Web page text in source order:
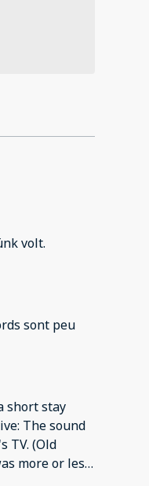
volt.
sont peu
short stay
The sound
TV. (Old
more or less